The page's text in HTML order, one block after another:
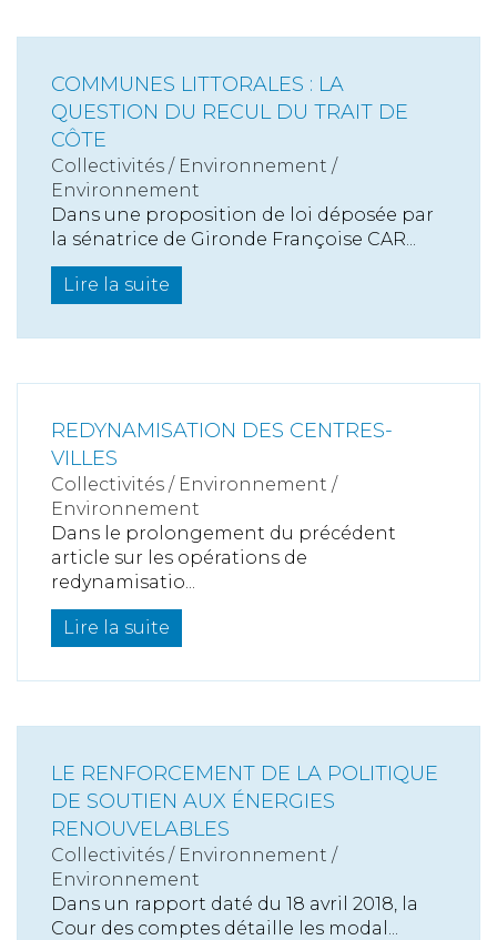
COMMUNES LITTORALES : LA
QUESTION DU RECUL DU TRAIT DE
CÔTE
Collectivités / Environnement /
Environnement
Dans une proposition de loi déposée par
la sénatrice de Gironde Françoise CAR...
Lire la suite
REDYNAMISATION DES CENTRES-
VILLES
Collectivités / Environnement /
Environnement
Dans le prolongement du précédent
article sur les opérations de
redynamisatio...
Lire la suite
LE RENFORCEMENT DE LA POLITIQUE
DE SOUTIEN AUX ÉNERGIES
RENOUVELABLES
Collectivités / Environnement /
Environnement
Dans un rapport daté du 18 avril 2018, la
Cour des comptes détaille les modal...